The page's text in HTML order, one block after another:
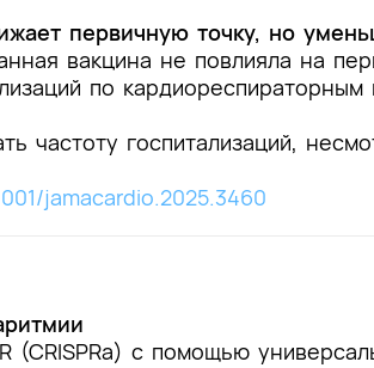
первичную точку, но
вакцина не повлияла на
по
частоту госпитализаций,
jamacardio.2025.3460
с помощью